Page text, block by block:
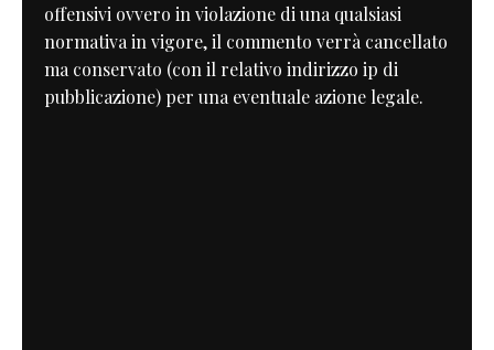
offensivi ovvero in violazione di una qualsiasi
normativa in vigore, il commento verrà cancellato
ma conservato (con il relativo indirizzo ip di
pubblicazione) per una eventuale azione legale.